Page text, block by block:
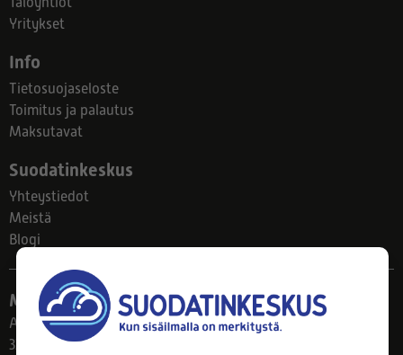
Yritykset
Info
Tietosuojaseloste
Toimitus ja palautus
Maksutavat
Suodatinkeskus
Yhteystiedot
Meistä
Blogi
Myymälä
Ahlmanintie 61
33800 Tampere